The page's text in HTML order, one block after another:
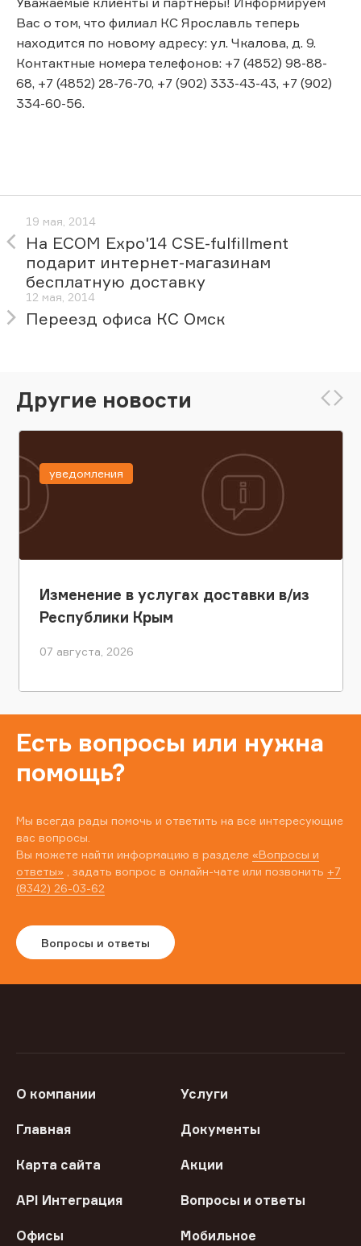
Вас о том, что филиал КС Ярославль теперь
находится по новому адресу: ул. Чкалова, д. 9.
Контактные номера телефонов: +7 (4852) 98-88-
68, +7 (4852) 28-76-70, +7 (902) 333-43-43, +7 (902)
334-60-56.
19 мая, 2014
На ECOM Expo'14 CSE-fulfillment
подарит интернет-магазинам
бесплатную доставку
12 мая, 2014
Переезд офиса КС Омск
Другие новости
Изменение в услугах доставки в/из
Республики Крым
07 августа, 2026
уведомления
Есть вопросы или нужна
помощь?
Мы всегда рады помочь и ответить на все интересующие
вас вопросы.
Вы можете найти информацию в разделе «Вопросы и
ответы» , задать вопрос в онлайн-чате или позвонить +7
(8342) 26-03-62
Вопросы и ответы
О компании Услуги
Главная Документы
Карта сайта Акции
API Интеграция Вопросы и ответы
Офисы
Мобильное